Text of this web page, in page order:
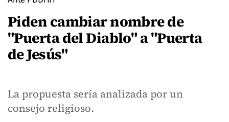
Piden cambiar nombre de
"Puerta del Diablo" a "Puerta
de Jesús"
La propuesta sería analizada por un
consejo religioso.